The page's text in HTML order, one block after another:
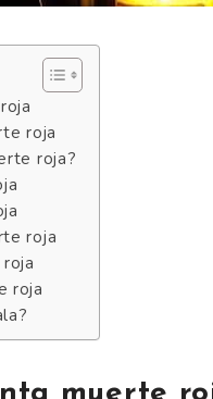
roja
roja?
roja
roja